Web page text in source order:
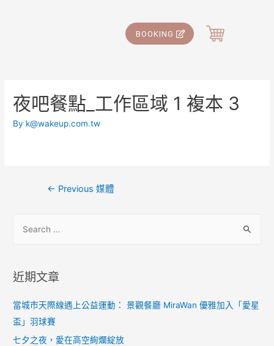
BOOKING
夜吧餐點_工作區域 1 複本 3
By k@wakeup.com.tw
← Previous 媒體
近期文章
當城市天際線遇上公益運動： 景觀餐廳 MiraWan 優雅加入「愛星
盃」羽球賽
七夕之夜，愛在高空絢爛綻放